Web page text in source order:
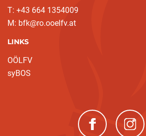
T: +43 664 1354009
M: bfk@ro.ooelfv.at
LINKS
OÖLFV
syBOS
(neues Fenster)